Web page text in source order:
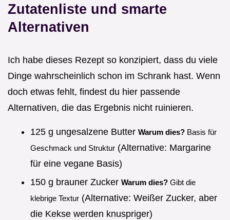
Zutatenliste und smarte
Alternativen
Ich habe dieses Rezept so konzipiert, dass du viele
Dinge wahrscheinlich schon im Schrank hast. Wenn
doch etwas fehlt, findest du hier passende
Alternativen, die das Ergebnis nicht ruinieren.
125 g ungesalzene Butter Warum dies? Basis für
Geschmack und Struktur (Alternative: Margarine
für eine vegane Basis)
150 g brauner Zucker Warum dies? Gibt die
klebrige Textur (Alternative: Weißer Zucker, aber
die Kekse werden knuspriger)